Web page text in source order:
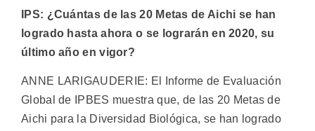
IPS: ¿Cuántas de las 20 Metas de Aichi se han
logrado hasta ahora o se lograrán en 2020, su
último año en vigor?
ANNE LARIGAUDERIE: El Informe de Evaluación
Global de IPBES muestra que, de las 20 Metas de
Aichi para la Diversidad Biológica, se han logrado